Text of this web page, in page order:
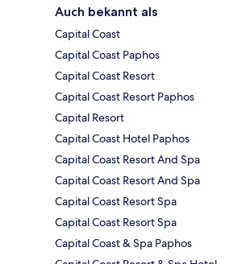
Auch bekannt als
Capital Coast
Capital Coast Paphos
Capital Coast Resort
Capital Coast Resort Paphos
Capital Resort
Capital Coast Hotel Paphos
Capital Coast Resort And Spa
Capital Coast Resort And Spa
Capital Coast Resort Spa
Capital Coast Resort Spa
Capital Coast & Spa Paphos